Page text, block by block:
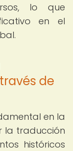
lo que
en el
de
en la
la traducción
históricos